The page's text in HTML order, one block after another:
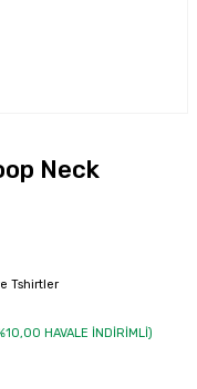
Neck
Tshirtler
HAVALE İNDİRİMLİ)